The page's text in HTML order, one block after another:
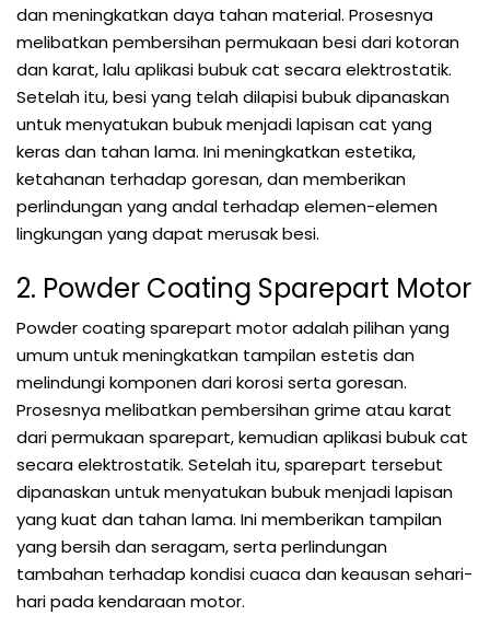
dan meningkatkan daya tahan material. Prosesnya
melibatkan pembersihan permukaan besi dari kotoran
dan karat, lalu aplikasi bubuk cat secara elektrostatik.
Setelah itu, besi yang telah dilapisi bubuk dipanaskan
untuk menyatukan bubuk menjadi lapisan cat yang
keras dan tahan lama. Ini meningkatkan estetika,
ketahanan terhadap goresan, dan memberikan
perlindungan yang andal terhadap elemen-elemen
lingkungan yang dapat merusak besi.
2. Powder Coating Sparepart Motor
Powder coating sparepart motor adalah pilihan yang
umum untuk meningkatkan tampilan estetis dan
melindungi komponen dari korosi serta goresan.
Prosesnya melibatkan pembersihan grime atau karat
dari permukaan sparepart, kemudian aplikasi bubuk cat
secara elektrostatik. Setelah itu, sparepart tersebut
dipanaskan untuk menyatukan bubuk menjadi lapisan
yang kuat dan tahan lama. Ini memberikan tampilan
yang bersih dan seragam, serta perlindungan
tambahan terhadap kondisi cuaca dan keausan sehari-
hari pada kendaraan motor.